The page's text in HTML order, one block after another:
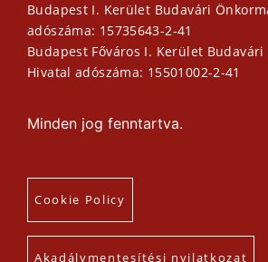
Budapest I. Kerület Budavári
adószáma: 15735643-2-41
Budapest Főváros I. Kerület
Hivatal adószáma: 15501002-2-41
Minden jog fenntartva.
Cookie Policy
Akadálymentesítési nyilatkozat